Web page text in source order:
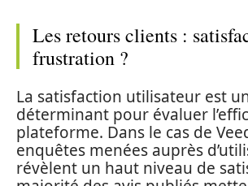
Les retours clients :
frustration ?
La satisfaction utilisateur est
déterminant pour évaluer
plateforme. Dans le cas de
enquêtes menées auprès
révèlent un haut niveau de